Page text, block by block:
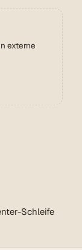
externe
Schleife